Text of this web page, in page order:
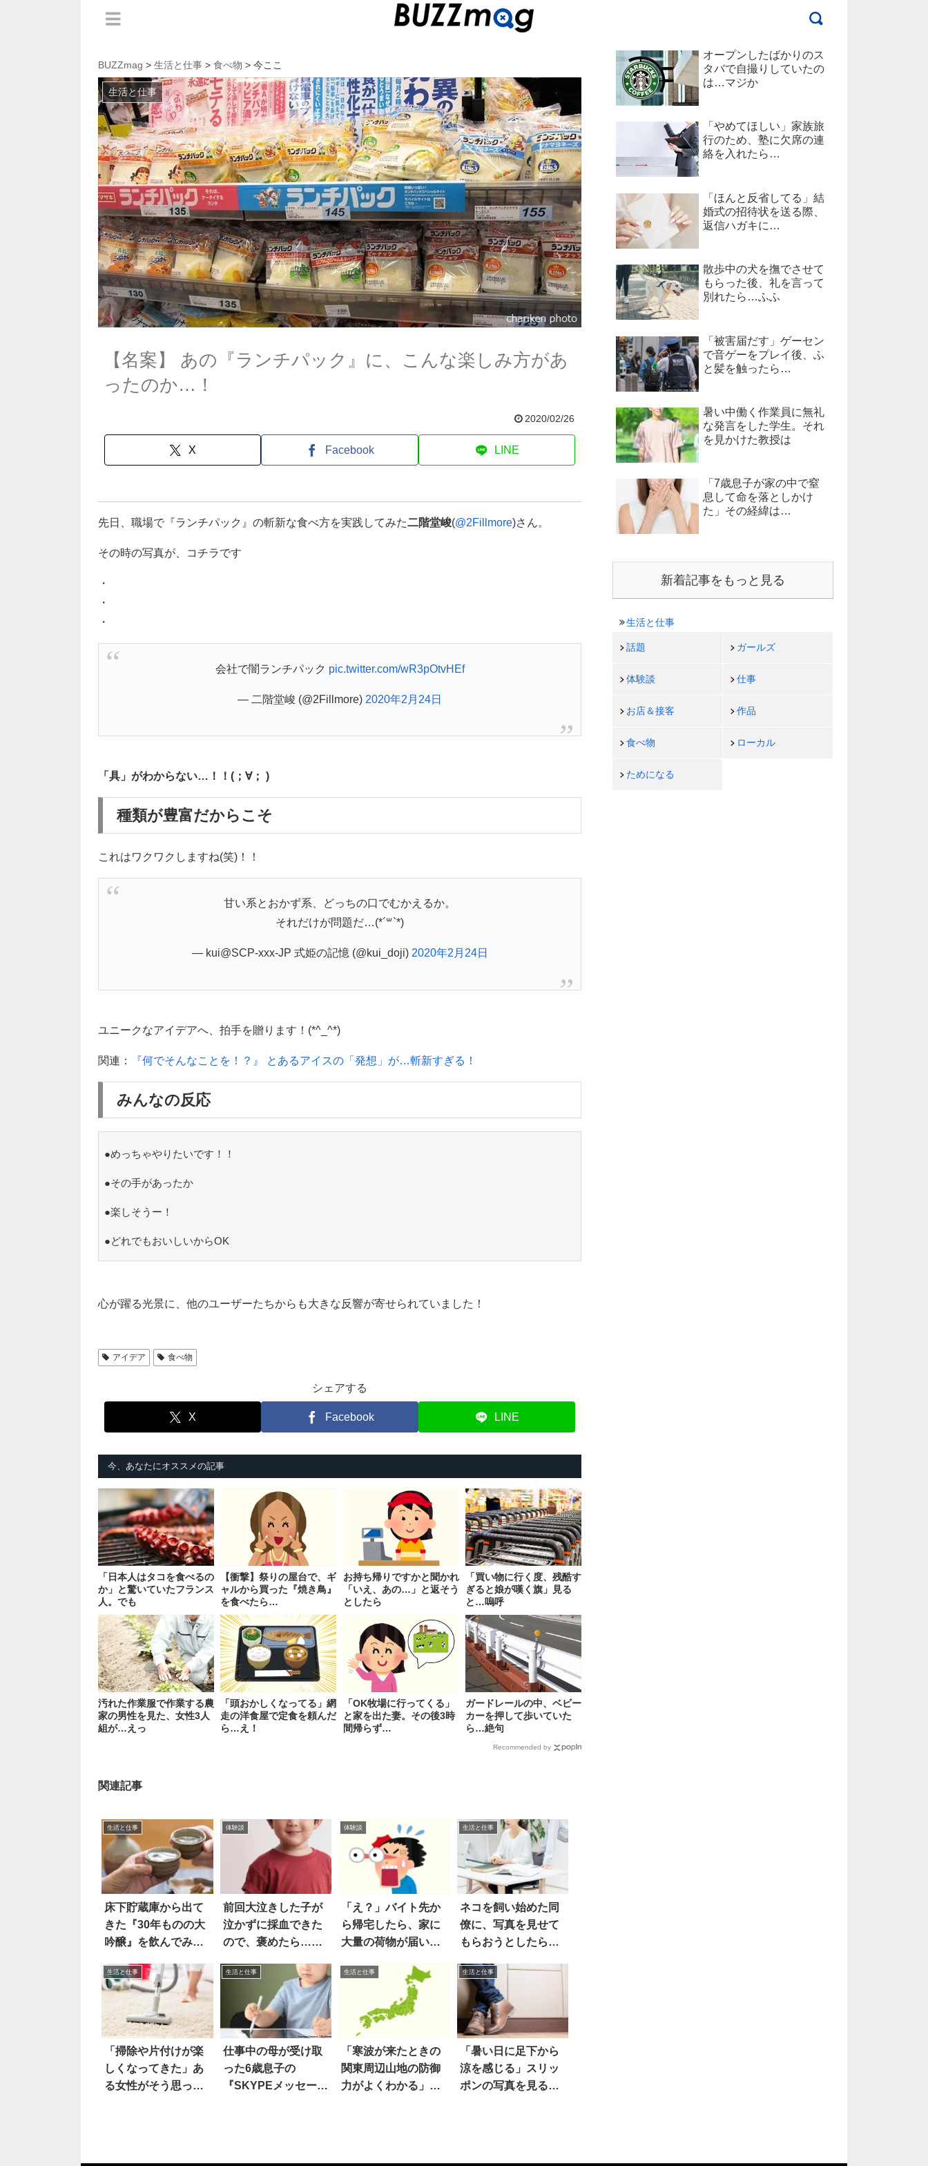
BUZZmag > 生活と仕事 > 食べ物 > 今ここ
生活と仕事
【名案】 あの『ランチパック』に、こんな楽しみ方があ
ったのか…！
2020/02/26
X Facebook LINE
先日、職場で『ランチパック』の斬新な食べ方を実践してみた二階堂峻(@2Fillmore)さん。
その時の写真が、コチラです
・
・
・
会社で闇ランチパック pic.twitter.com/wR3pOtvHEf
— 二階堂峻 (@2Fillmore) 2020年2月24日
「具」がわからない…！！(；∀； )
種類が豊富だからこそ
これはワクワクしますね(笑)！！
甘い系とおかず系、どっちの口でむかえるか。
それだけが問題だ…(*´꒳`*)
— kui@SCP-xxx-JP 式姫の記憶 (@kui_doji) 2020年2月24日
ユニークなアイデアへ、拍手を贈ります！(*^_^*)
関連： 『何でそんなことを！？』 とあるアイスの「発想」が…斬新すぎる！
みんなの反応
●めっちゃやりたいです！！
●その手があったか
●楽しそうー！
●どれでもおいしいからOK
心が躍る光景に、他のユーザーたちからも大きな反響が寄せられていました！
アイデア 食べ物
シェアする
X Facebook LINE
今、あなたにオススメの記事
「日本人はタコを食べるの
か」と驚いていたフランス
人。でも
【衝撃】祭りの屋台で、ギ
ャルから買った『焼き鳥』
を食べたら…
お持ち帰りですかと聞かれ
「いえ、あの…」と返そう
としたら
「買い物に行く度、残酷す
ぎると娘が嘆く旗」見る
と…嗚呼
汚れた作業服で作業する農
家の男性を見た、女性3人
組が…えっ
「頭おかしくなってる」網
走の洋食屋で定食を頼んだ
ら…え！
「OK牧場に行ってくる」
と家を出た妻。その後3時
間帰らず…
ガードレールの中、ベビー
カーを押して歩いていた
ら…絶句
Recommended by
関連記事
生活と仕事
床下貯蔵庫から出て
きた『30年ものの大
吟醸』を飲んでみた
体験談
前回大泣きした子が
泣かずに採血できた
ので、褒めたら…え
体験談
「え？」バイト先か
ら帰宅したら、家に
大量の荷物が届いて
生活と仕事
ネコを飼い始めた同
僚に、写真を見せて
もらおうとしたら…
生活と仕事
「掃除や片付けが楽
しくなってきた」あ
る女性がそう思った
生活と仕事
仕事中の母が受け取
った6歳息子の
『SKYPEメッセー
生活と仕事
「寒波が来たときの
関東周辺山地の防御
力がよくわかる」見
生活と仕事
「暑い日に足下から
涼を感じる」スリッ
ポンの写真を見る
オープンしたばかりのス
タバで自撮りしていたの
は…マジか
「やめてほしい」家族旅
行のため、塾に欠席の連
絡を入れたら…
「ほんと反省してる」結
婚式の招待状を送る際、
返信ハガキに…
散歩中の犬を撫でさせて
もらった後、礼を言って
別れたら…ふふ
「被害届だす」ゲーセン
で音ゲーをプレイ後、ふ
と髪を触ったら…
暑い中働く作業員に無礼
な発言をした学生。それ
を見かけた教授は
「7歳息子が家の中で窒
息して命を落としかけ
た」その経緯は…
新着記事をもっと見る
生活と仕事
話題 ガールズ
体験談 仕事
お店＆接客 作品
食べ物 ローカル
ためになる